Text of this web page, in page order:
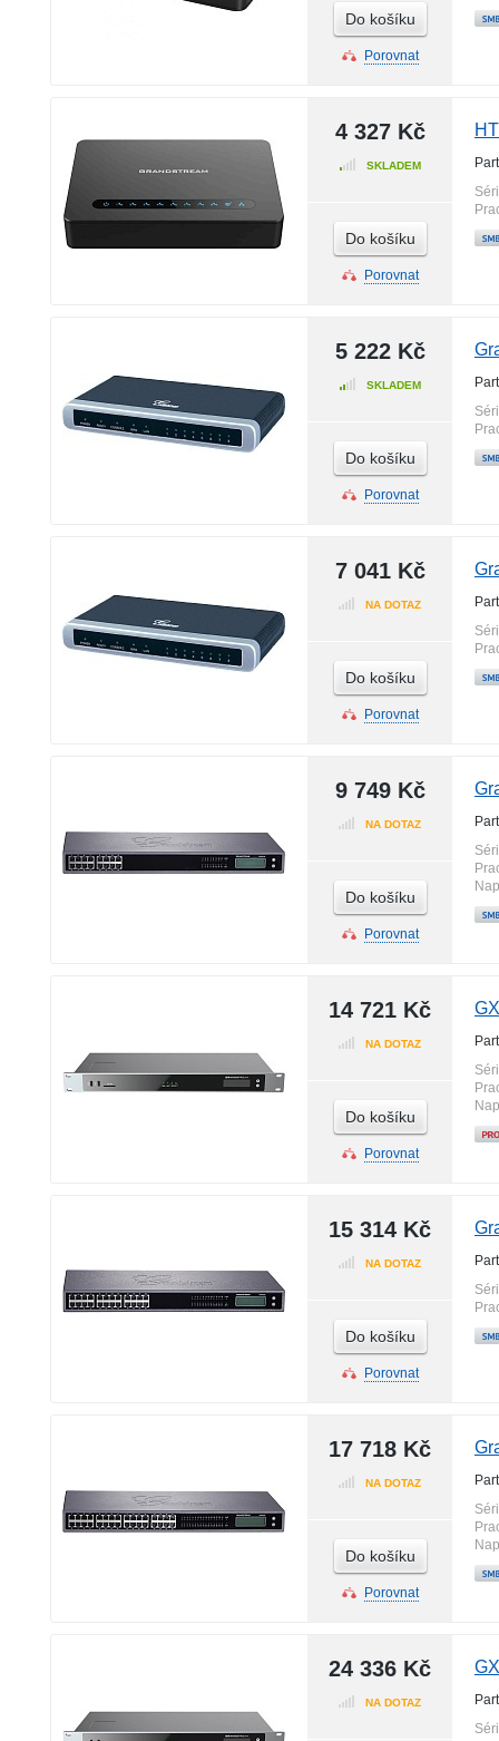
Do košíku
Porovnat
4 327 Kč
SKLADEM
Do košíku
Porovnat
5 222 Kč
SKLADEM
Do košíku
Porovnat
7 041 Kč
NA DOTAZ
Do košíku
Porovnat
9 749 Kč
NA DOTAZ
Do košíku
Porovnat
14 721 Kč
NA DOTAZ
Do košíku
Porovnat
15 314 Kč
NA DOTAZ
Do košíku
Porovnat
17 718 Kč
NA DOTAZ
Do košíku
Porovnat
24 336 Kč
NA DOTAZ